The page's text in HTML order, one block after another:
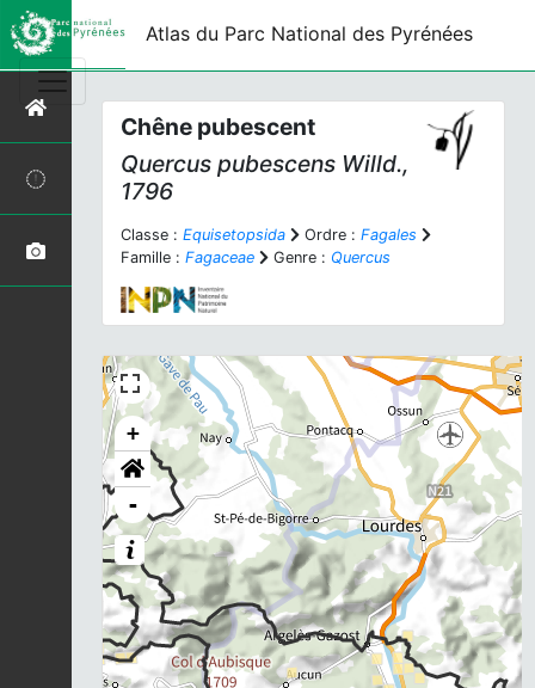
Atlas du Parc National des Pyrénées
Chêne pubescent
Quercus pubescens Willd.,
1796
Classe : Equisetopsida Ordre : Fagales
Famille : Fagaceae Genre : Quercus
+
-